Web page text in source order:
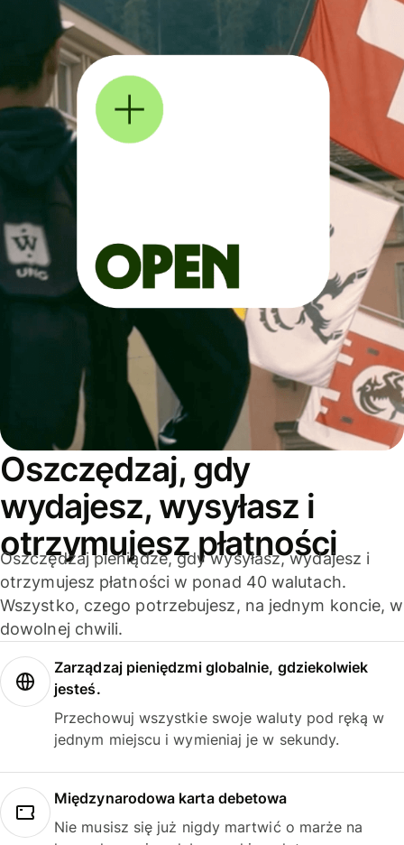
Oszczędzaj, gdy
wydajesz, wysyłasz i
otrzymujesz płatności
Oszczędzaj pieniądze, gdy wysyłasz, wydajesz i
otrzymujesz płatności w ponad 40 walutach.
Wszystko, czego potrzebujesz, na jednym koncie, w
dowolnej chwili.
Zarządzaj pieniędzmi globalnie, gdziekolwiek
jesteś.
Przechowuj wszystkie swoje waluty pod ręką w
jednym miejscu i wymieniaj je w sekundy.
Międzynarodowa karta debetowa
Nie musisz się już nigdy martwić o marże na